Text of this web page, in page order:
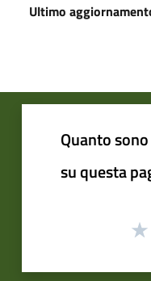
Ultimo
Quanto
su questa